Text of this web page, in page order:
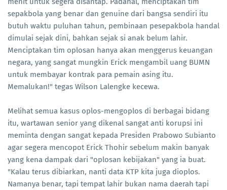
sepakbola yang benar dan genuine dari bangsa sendiri itu
butuh waktu puluhan tahun, pembinaan pesepakbola handal
dimulai sejak dini, bahkan sejak si anak belum lahir.
Menciptakan tim oplosan hanya akan menggerus keuangan
negara, yang sangat mungkin Erick mengambil uang BUMN
untuk membayar kontrak para pemain asing itu.
Memalukan!" tegas Wilson Lalengke kecewa.
Melihat semua kasus oplos-mengoplos di berbagai bidang
itu, wartawan senior yang dikenal sangat anti korupsi ini
meminta dengan sangat kepada Presiden Prabowo Subianto
agar segera mencopot Erick Thohir sebelum makin banyak
yang kena dampak dari "oplosan kebijakan" yang ia buat.
"Kalau terus dibiarkan, nanti data KTP kita juga dioplos.
Namanya benar, tapi tempat lahir bukan nama daerah tapi